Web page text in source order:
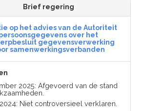
Brief regering
op het advies van de Autoriteit
over het
gegevensverwerking
samenwerkingsverbanden
2025: Afgevoerd van de stand
Niet controversieel verklaren.